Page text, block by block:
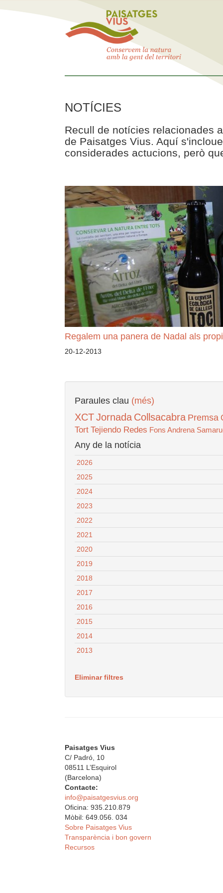
NOTÍCIES
Recull de notícies relacionades
de Paisatges Vius. Aquí
considerades actucions, però
Regalem una panera de Nadal als
20-12-2013
Paraules clau (més)
XCTJornada Collsacabra Premsa
Tort Tejiendo Redes Fons Andrena
Any de la notícia
2026
2025
2024
2023
2022
2021
2020
2019
2018
2017
2016
2015
2014
2013
Eliminar filtres
Paisatges Vius
C/ Padró, 10
08511 L’Esquirol
(Barcelona)
Contacte:
info@paisatgesvius.org
Oficina: 935.210.879
Mòbil: 649.056. 034
Sobre Paisatges Vius
Transparència i bon govern
Recursos